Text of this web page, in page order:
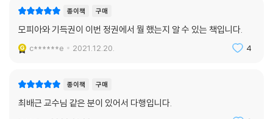
종이책 구매
모피아와 기득권이 이번 정권에서 뭘 했는지 알 수 있는 책입니다.
c******e 2021.12.20. 4
종이책 구매
최배근 교수님 같은 분이 있어서 다행입니다.